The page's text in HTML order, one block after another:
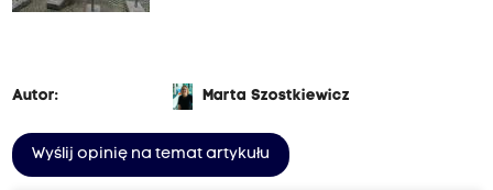
Autor: Marta Szostkiewicz
Wyślij opinię na temat artykułu